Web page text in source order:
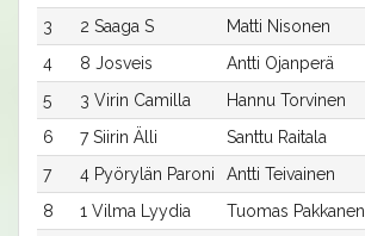
3
2 Saaga S Matti Nisonen
4
8 Josveis Antti Ojanperä
5
3 Virin Camilla Hannu Torvinen
6
7 Siirin Älli Santtu Raitala
7
4 Pyörylän Paroni Antti Teivainen
8
1 Vilma Lyydia Tuomas Pakkanen